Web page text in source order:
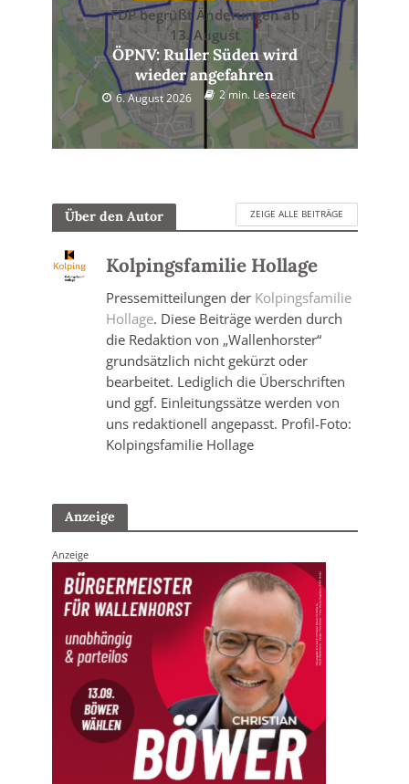
FDP begrüßt Änderungen ab
13. August
ÖPNV: Ruller Süden wird
wieder angefahren
6. August 2026 2 min. Lesezeit
Über den Autor ZEIGE ALLE BEITRÄGE
Kolpingsfamilie Hollage
Pressemitteilungen der Kolpingsfamilie
Hollage. Diese Beiträge werden durch
die Redaktion von „Wallenhorster“
grundsätzlich nicht gekürzt oder
bearbeitet. Lediglich die Überschriften
und ggf. Einleitungssätze werden von
uns redaktionell angepasst. Profil-Foto:
Kolpingsfamilie Hollage
Anzeige
Anzeige